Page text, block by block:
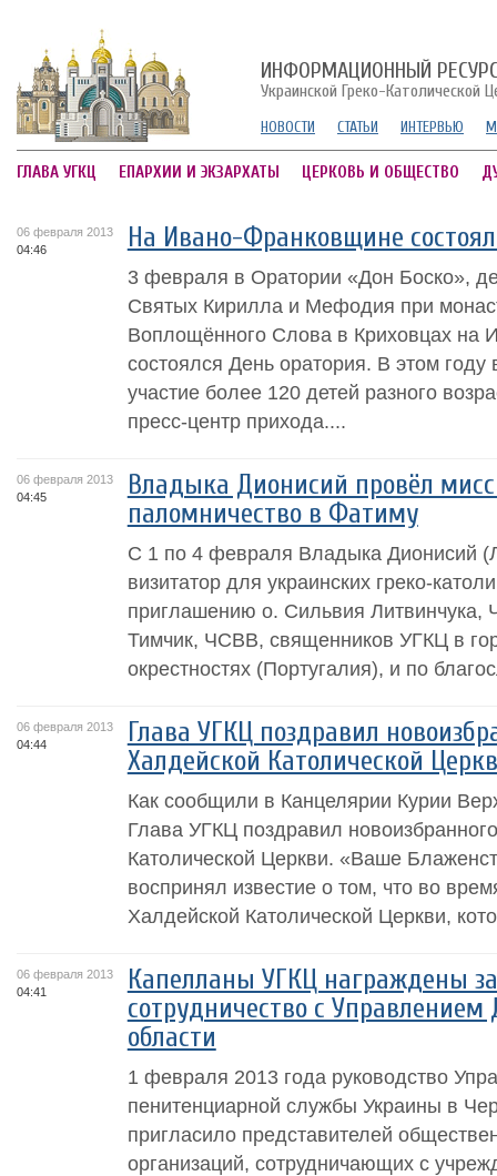
ИНФОРМАЦИОННЫЙ
Украинской Греко-Католической
НОВОСТИ СТАТЬИ ИНТЕРВЬЮ
ГЛАВА УГКЦ ЕПАРХИИ И ЭКЗАРХАТЫ ЦЕРКОВЬ И ОБЩЕСТВО
06 февраля 2013
04:46
На Ивано-Франковщине
3 февраля в Оратории «Дон Боско»,
Святых Кирилла и Мефодия при
Воплощённого Слова в Криховцах на
состоялся День оратория. В этом году
участие более 120 детей разного
пресс-центр прихода....
06 февраля 2013
04:45
Владыка Дионисий провёл
паломничество в Фатиму
С 1 по 4 февраля Владыка Дионисий
визитатор для украинских греко-
приглашению о. Сильвия Литвинчука,
Тимчик, ЧСВВ, священников УГКЦ в
окрестностях (Португалия), и по
06 февраля 2013
04:44
Глава УГКЦ поздравил
Халдейской Католической
Как сообщили в Канцелярии Курии
Глава УГКЦ поздравил
Католической Церкви. «Ваше
воспринял известие о том, что во
Халдейской Католической Церкви,
06 февраля 2013
04:41
Капелланы УГКЦ награждены
сотрудничество с Управлением
области
1 февраля 2013 года руководство
пенитенциарной службы Украины в
пригласило представителей
организаций, сотрудничающих с